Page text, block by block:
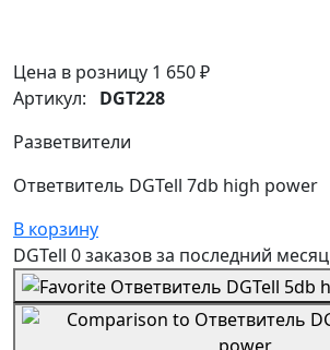
Цена в розницу 1 650 ₽
Артикул: DGT228
Разветвители
Ответвитель DGTell 7db high power
В корзину
DGTell 0 заказовза последний месяц